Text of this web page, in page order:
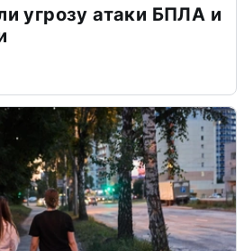
угрозу атаки БПЛА и